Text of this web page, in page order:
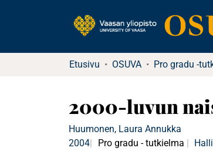
Etusivu OSUVA
2000-luvun
Huumonen, Laura Annukka
2004
Pro gradu - tutkielma